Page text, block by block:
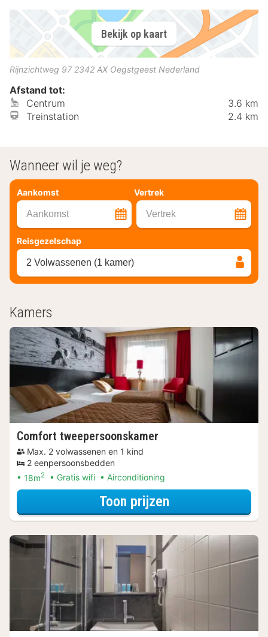
Bekijk op kaart
Rijnzichtweg 97 2342 AX Oegstgeest Nederland
Afstand tot:
Centrum
3.6 km
Treinstation
2.4 km
Wanneer wil je weg?
Aankomst Vertrek
Aankomst Vertrek
Reisgezelschap
2 Volwassenen (1 kamer)
Kamers
Comfort tweepersoonskamer
Max. 2 volwassenen en 1 kind
2 eenpersoonsbedden
18m2 Gratis wifi Airconditioning
Toon prijzenvoor Met